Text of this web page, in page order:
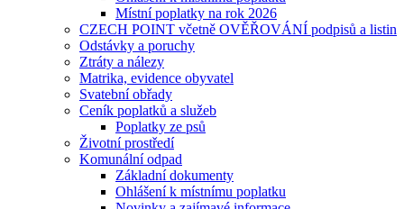
Místní poplatky na rok 2026
CZECH POINT včetně OVĚŘOVÁNÍ podpisů a listin
Odstávky a poruchy
Ztráty a nálezy
Matrika, evidence obyvatel
Svatební obřady
Ceník poplatků a služeb
Poplatky ze psů
Životní prostředí
Komunální odpad
Základní dokumenty
Ohlášení k místnímu poplatku